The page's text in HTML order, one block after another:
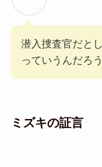
潜入捜査官だと
っていうんだろ
ミズキの証言